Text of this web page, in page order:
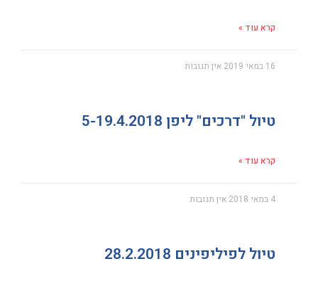
קרא עוד »
16 במאי 2019 אין תגובות
טיול "דרכים" ליפן 5-19.4.2018
קרא עוד »
4 במאי 2018 אין תגובות
טיול לפיליפינים 28.2.2018